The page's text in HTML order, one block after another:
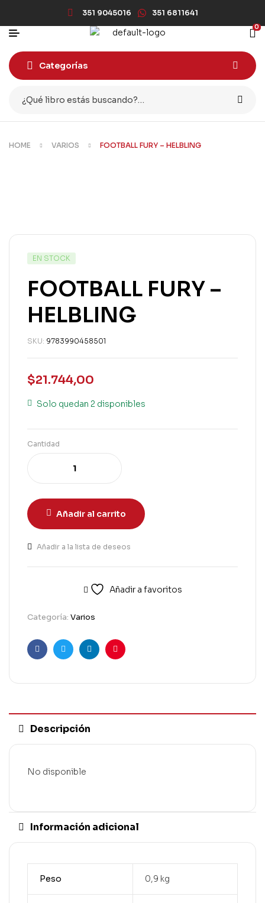
351 9045016 351 6811641
0
Categorías
HOME VARIOS FOOTBALL FURY – HELBLING
EN STOCK
FOOTBALL FURY –
HELBLING
SKU: 9783990458501
$21.744,00
Solo quedan 2 disponibles
Cantidad
Añadir al carrito
Añadir a la lista de deseos
Añadir a favoritos
Categoría: Varios
FacebookTwitterLinkedinPinterest
Descripción
No disponible
Información adicional
Peso 0,9 kg